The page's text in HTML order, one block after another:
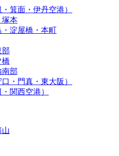
箕面・伊丹空港）
塚本
淀屋橋・本町
部
橋
南部
・門真・東大阪）
関西空港）
山